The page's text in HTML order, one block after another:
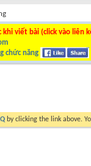
viết bài (click vào liên
chức năng
by clicking the link above.